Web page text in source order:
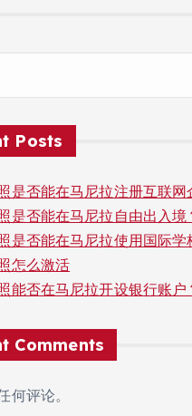
Posts
是否能在马尼拉注册互联网
是否能在马尼拉自由出入境
是否能在马尼拉使用国际学
怎么激活
能否在马尼拉开设银行账户
Comments
何评论。